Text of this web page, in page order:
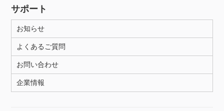
サポート
お知らせ
よくあるご質問
お問い合わせ
企業情報